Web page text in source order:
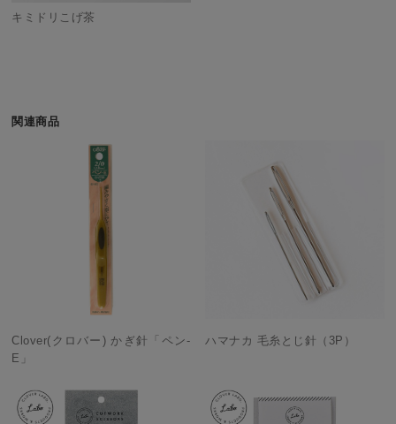
キミドリこげ茶
関連商品
Clover(クロバー) かぎ針「ペン-
E」
ハマナカ 毛糸とじ針（3P）